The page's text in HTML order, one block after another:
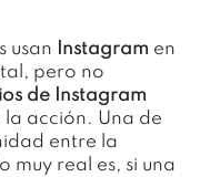
usan Instagram en
pero no
de Instagram
la acción. Una de
entre la
muy real es, si una